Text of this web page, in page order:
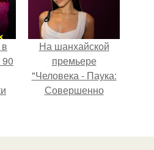
На шанхайской
премьере
"Человека - Паука:
Совершенно
просто очередной